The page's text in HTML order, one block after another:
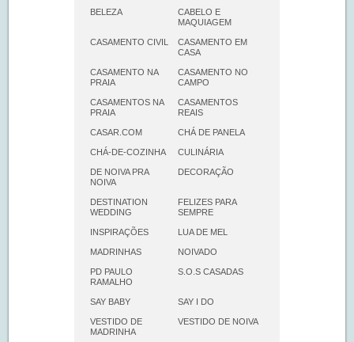
BELEZA
CABELO E
MAQUIAGEM
CASAMENTO CIVIL
CASAMENTO EM
CASA
CASAMENTO NA
PRAIA
CASAMENTO NO
CAMPO
CASAMENTOS NA
PRAIA
CASAMENTOS
REAIS
CASAR.COM CHÁ DE PANELA
CHÁ-DE-COZINHA CULINÁRIA
DE NOIVA PRA
NOIVA
DECORAÇÃO
DESTINATION
WEDDING
FELIZES PARA
SEMPRE
INSPIRAÇÕES LUA DE MEL
MADRINHAS NOIVADO
PD PAULO
RAMALHO
S.O.S CASADAS
SAY BABY SAY I DO
VESTIDO DE
MADRINHA
VESTIDO DE NOIVA